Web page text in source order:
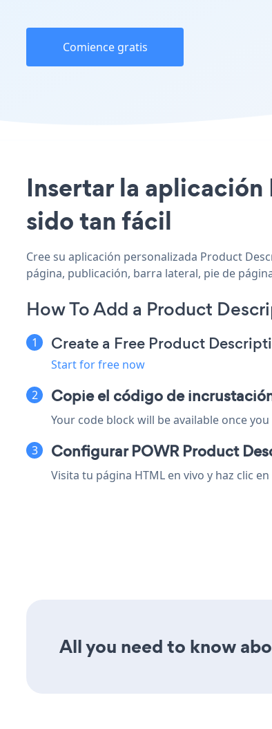
Comience gratis
Insertar la
sido tan fácil
Cree su aplicación personalizada Product
página, publicación, barra lateral, pie de
How To Add a Product
Create a Free Product
Start for free now
Copie el código de
Your code block will be available once
Configurar POWR Product
Visita tu página HTML en vivo y haz clic en
All you need to know